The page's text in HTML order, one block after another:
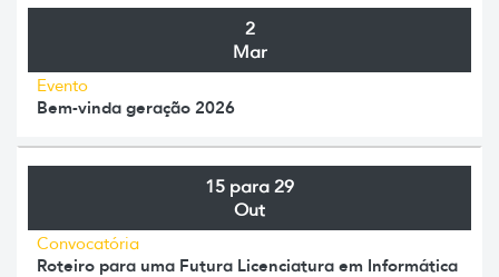
2
Mar
Evento
Bem-vinda geração 2026
15 para 29
Out
Convocatória
Roteiro para uma Futura Licenciatura em Informática